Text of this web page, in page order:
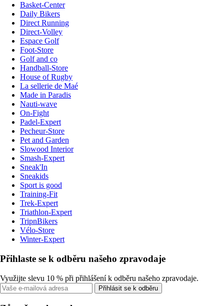
Basket-Center
Daily Bikers
Direct Running
Direct-Volley
Espace Golf
Foot-Store
Golf and co
Handball-Store
House of Rugby
La sellerie de Maé
Made in Paradis
Nauti-wave
On-Fight
Padel-Expert
Pecheur-Store
Pet and Garden
Slowood Interior
Smash-Expert
Sneak'In
Sneakids
Sport is good
Training-Fit
Trek-Expert
Triathlon-Expert
TripnBikers
Vélo-Store
Winter-Expert
Přihlaste se k odběru našeho zpravodaje
Využijte slevu 10 % při přihlášení k odběru našeho zpravodaje.
Přihlásit se k odběru